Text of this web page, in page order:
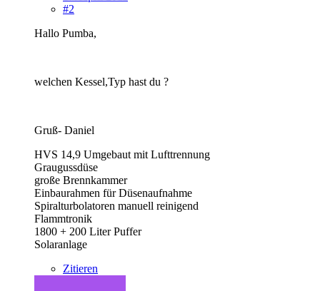
#2
Hallo Pumba,
welchen Kessel,Typ hast du ?
Gruß- Daniel
HVS 14,9 Umgebaut mit Lufttrennung
Graugussdüse
große Brennkammer
Einbaurahmen für Düsenaufnahme
Spiralturbolatoren manuell reinigend
Flammtronik
1800 + 200 Liter Puffer
Solaranlage
Zitieren